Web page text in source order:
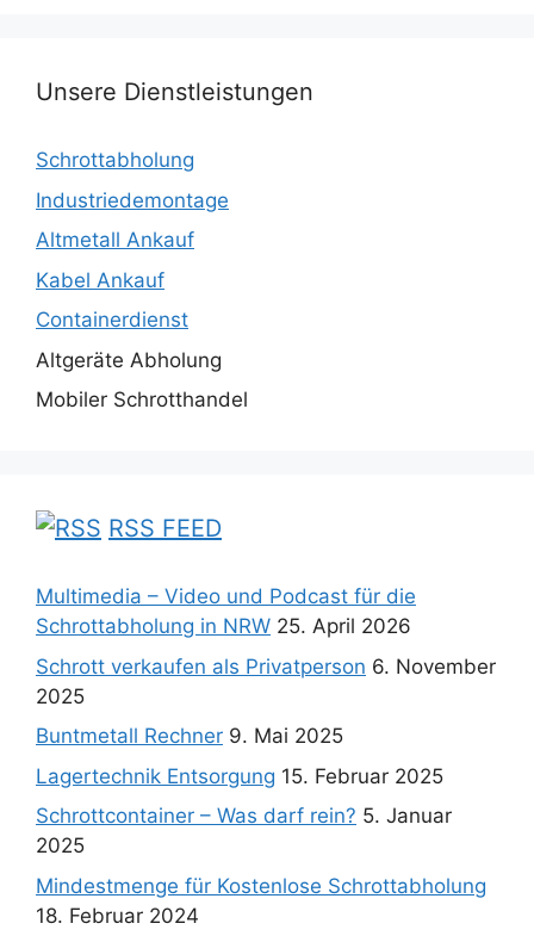
Unsere Dienstleistungen
Schrottabholung
Industriedemontage
Altmetall Ankauf
Kabel Ankauf
Containerdienst
Altgeräte Abholung
Mobiler Schrotthandel
RSS FEED
Multimedia – Video und Podcast für die
Schrottabholung in NRW 25. April 2026
Schrott verkaufen als Privatperson 6. November
2025
Buntmetall Rechner 9. Mai 2025
Lagertechnik Entsorgung 15. Februar 2025
Schrottcontainer – Was darf rein? 5. Januar
2025
Mindestmenge für Kostenlose Schrottabholung
18. Februar 2024